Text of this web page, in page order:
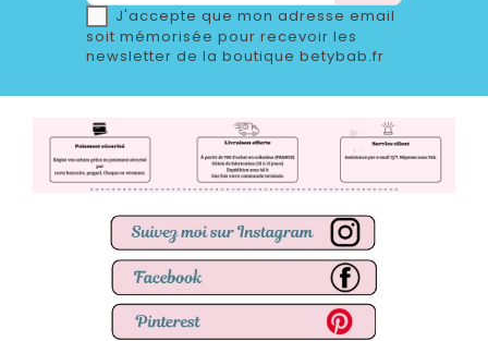
J'accepte que mon adresse email
soit mémorisée pour recevoir les
newsletter de la boutique betybab.fr